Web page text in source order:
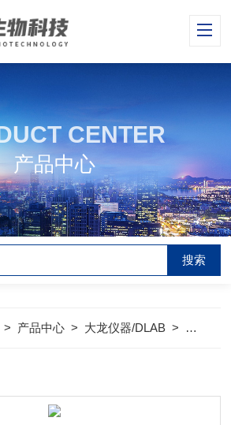
CENTER
产品中心
> 产品中心 > 大龙仪器/DLAB > 离心机